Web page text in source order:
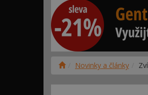
Novinky a články